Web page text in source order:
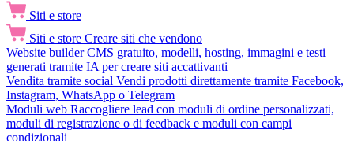
Siti e store
Siti e store Creare siti che vendono
Website builder CMS gratuito, modelli, hosting, immagini e testi
generati tramite IA per creare siti accattivanti
Vendita tramite social Vendi prodotti direttamente tramite Facebook,
Instagram, WhatsApp o Telegram
Moduli web Raccogliere lead con moduli di ordine personalizzati,
moduli di registrazione o di feedback e moduli con campi
condizionali